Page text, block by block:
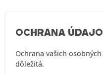
OCHRANA
Ochrana vašich
dôležitá.